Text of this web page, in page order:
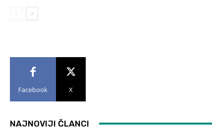
Facebook X
NAJNOVIJI ČLANCI